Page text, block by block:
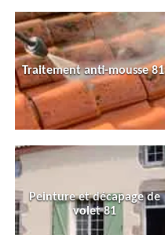
Traitement anti-mousse 81
Peinture et décapage de
volet 81